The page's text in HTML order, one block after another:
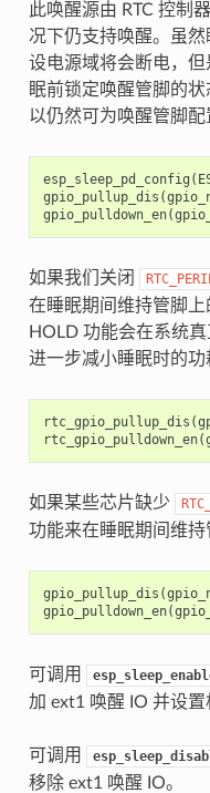
此唤醒源由 RTC 控制
况下仍支持唤醒。虽然
设电源域将会断电，
眠前锁定唤醒管脚的
以仍然可为唤醒管脚
esp_sleep_pd_config (
gpio_pullup_dis (
gpio_pulldown_en(
如果我们关闭
在睡眠期间维持管脚
HOLD 功能会在系统
进一步减小睡眠时的功
rtc_gpio_pullup_dis (
rtc_gpio_pulldown_en(
如果某些芯片缺少
功能来在睡眠期间维
gpio_pullup_dis (
gpio_pulldown_en(
可调用
加 ext1 唤醒 IO 并设置
可调用
移除 ext1 唤醒 IO。